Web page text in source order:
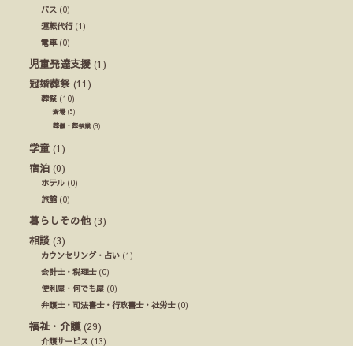
バス (0)
運転代行(1)
電車(0)
児童発達支援 (1)
冠婚葬祭 (11)
葬祭(10)
斎場(5)
葬儀・葬祭業 (9)
学童 (1)
宿泊 (0)
ホテル (0)
旅館 (0)
暮らしその他 (3)
相談 (3)
カウンセリング・占い (1)
会計士・税理士(0)
便利屋・何でも屋 (0)
弁護士・司法書士・行政書士・社労士(0)
福祉・介護(29)
介護サービス (13)